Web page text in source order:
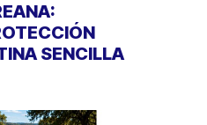
SENCILLA